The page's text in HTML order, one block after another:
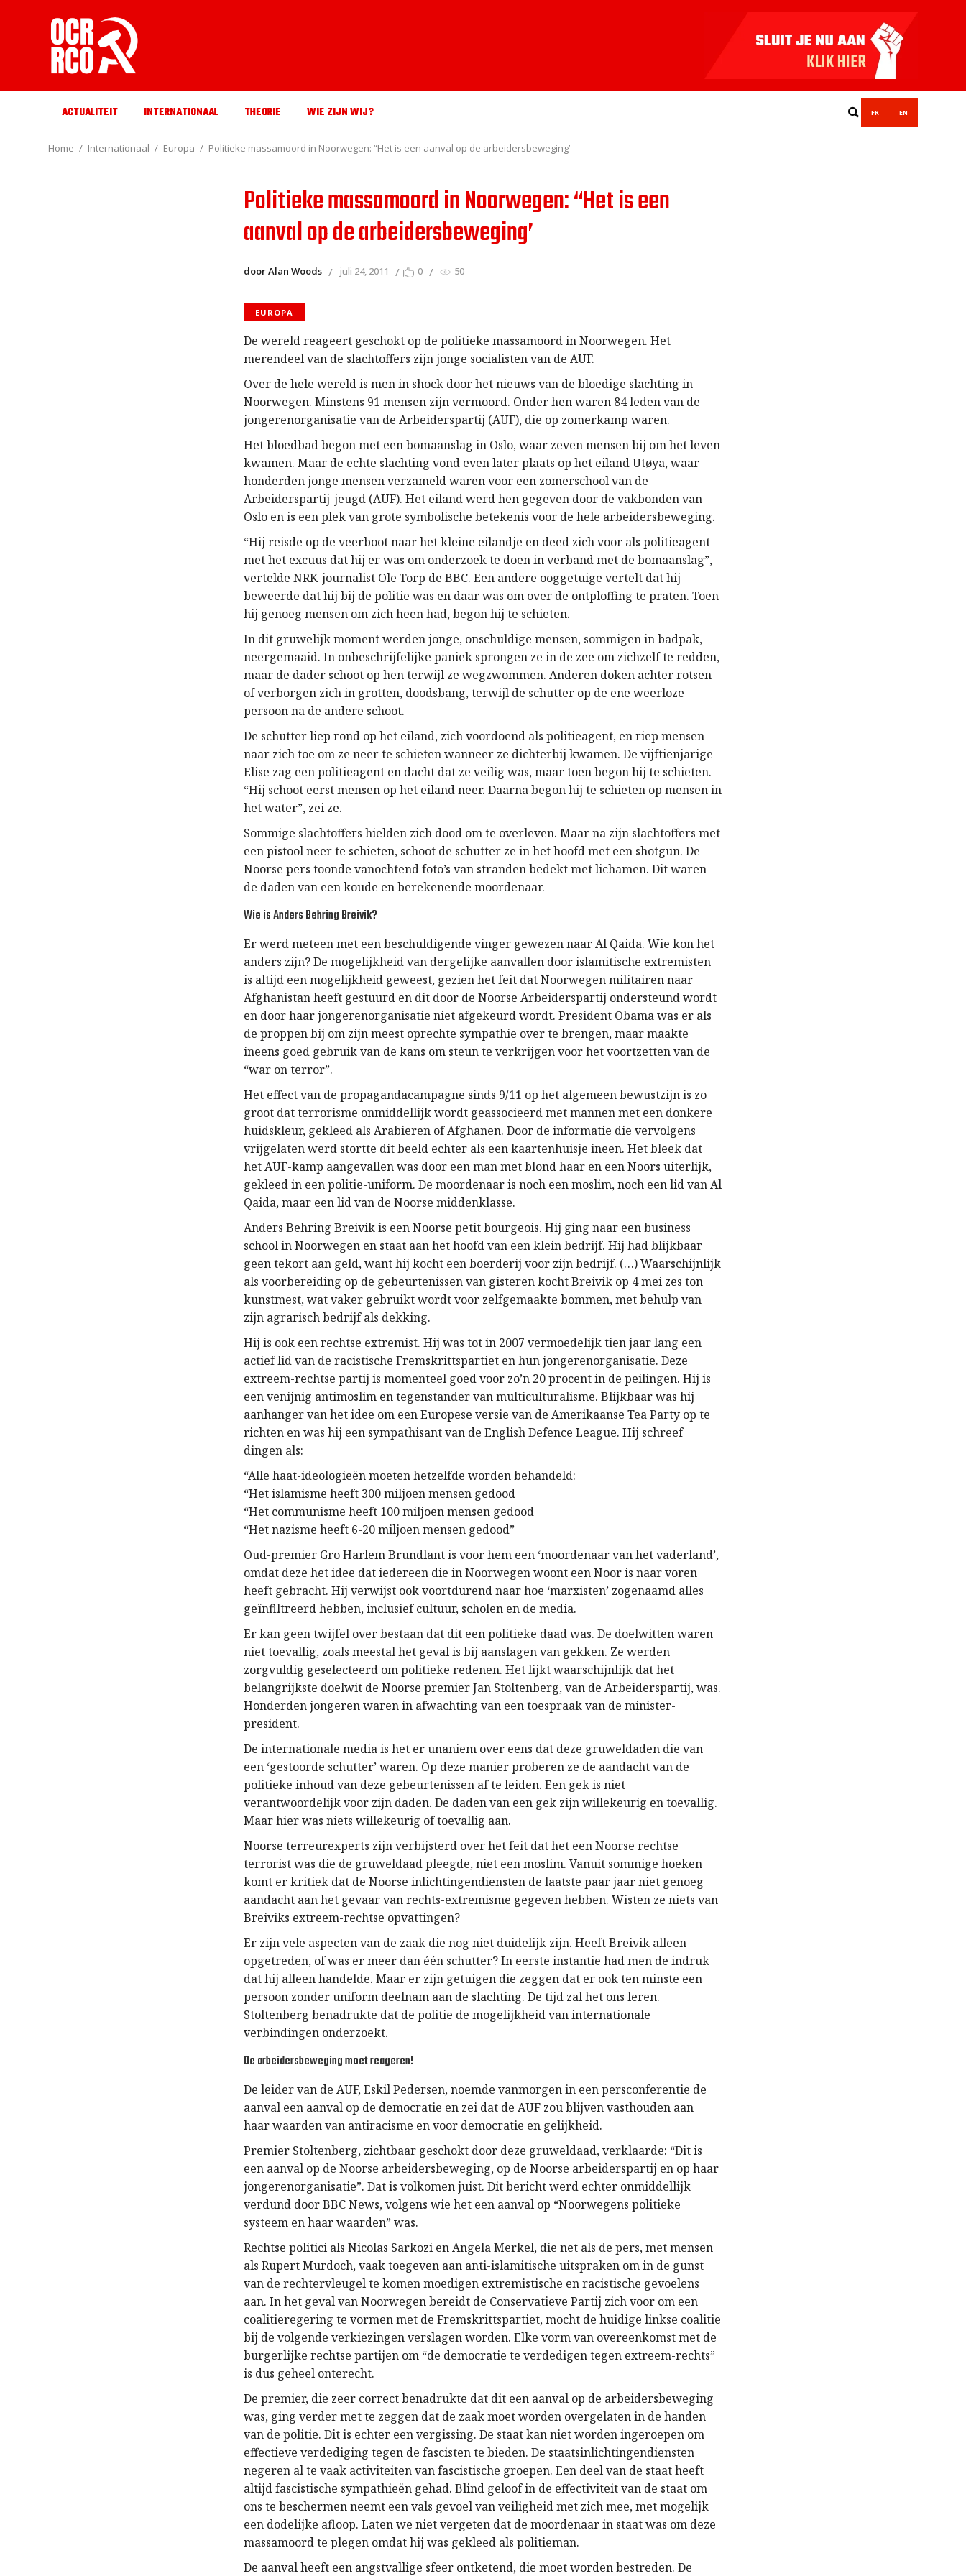
ACTUALITEIT INTERNATIONAAL THEORIE WIE ZIJN WIJ? FR EN
Home Internationaal Europa Politieke massamoord in Noorwegen: “Het is een aanval op de arbeidersbeweging’
Politieke massamoord in Noorwegen: “Het is een
aanval op de arbeidersbeweging’
door Alan Woods juli 24, 2011 0 50
EUROPA
De wereld reageert geschokt op de politieke massamoord in Noorwegen. Het
merendeel van de slachtoffers zijn jonge socialisten van de AUF.
Over de hele wereld is men in shock door het nieuws van de bloedige slachting in
Noorwegen. Minstens 91 mensen zijn vermoord. Onder hen waren 84 leden van de
jongerenorganisatie van de Arbeiderspartij (AUF), die op zomerkamp waren.
Het bloedbad begon met een bomaanslag in Oslo, waar zeven mensen bij om het leven
kwamen. Maar de echte slachting vond even later plaats op het eiland Utøya, waar
honderden jonge mensen verzameld waren voor een zomerschool van de
Arbeiderspartij-jeugd (AUF). Het eiland werd hen gegeven door de vakbonden van
Oslo en is een plek van grote symbolische betekenis voor de hele arbeidersbeweging.
“Hij reisde op de veerboot naar het kleine eilandje en deed zich voor als politieagent
met het excuus dat hij er was om onderzoek te doen in verband met de bomaanslag”,
vertelde NRK-journalist Ole Torp de BBC. Een andere ooggetuige vertelt dat hij
beweerde dat hij bij de politie was en daar was om over de ontploffing te praten. Toen
hij genoeg mensen om zich heen had, begon hij te schieten.
In dit gruwelijk moment werden jonge, onschuldige mensen, sommigen in badpak,
neergemaaid. In onbeschrijfelijke paniek sprongen ze in de zee om zichzelf te redden,
maar de dader schoot op hen terwijl ze wegzwommen. Anderen doken achter rotsen
of verborgen zich in grotten, doodsbang, terwijl de schutter op de ene weerloze
persoon na de andere schoot.
De schutter liep rond op het eiland, zich voordoend als politieagent, en riep mensen
naar zich toe om ze neer te schieten wanneer ze dichterbij kwamen. De vijftienjarige
Elise zag een politieagent en dacht dat ze veilig was, maar toen begon hij te schieten.
“Hij schoot eerst mensen op het eiland neer. Daarna begon hij te schieten op mensen in
het water”, zei ze.
Sommige slachtoffers hielden zich dood om te overleven. Maar na zijn slachtoffers met
een pistool neer te schieten, schoot de schutter ze in het hoofd met een shotgun. De
Noorse pers toonde vanochtend foto’s van stranden bedekt met lichamen. Dit waren
de daden van een koude en berekenende moordenaar.
Wie is Anders Behring Breivik?
Er werd meteen met een beschuldigende vinger gewezen naar Al Qaida. Wie kon het
anders zijn? De mogelijkheid van dergelijke aanvallen door islamitische extremisten
is altijd een mogelijkheid geweest, gezien het feit dat Noorwegen militairen naar
Afghanistan heeft gestuurd en dit door de Noorse Arbeiderspartij ondersteund wordt
en door haar jongerenorganisatie niet afgekeurd wordt. President Obama was er als
de proppen bij om zijn meest oprechte sympathie over te brengen, maar maakte
ineens goed gebruik van de kans om steun te verkrijgen voor het voortzetten van de
“war on terror”.
Het effect van de propagandacampagne sinds 9/11 op het algemeen bewustzijn is zo
groot dat terrorisme onmiddellijk wordt geassocieerd met mannen met een donkere
huidskleur, gekleed als Arabieren of Afghanen. Door de informatie die vervolgens
vrijgelaten werd stortte dit beeld echter als een kaartenhuisje ineen. Het bleek dat
het AUF-kamp aangevallen was door een man met blond haar en een Noors uiterlijk,
gekleed in een politie-uniform. De moordenaar is noch een moslim, noch een lid van Al
Qaida, maar een lid van de Noorse middenklasse.
Anders Behring Breivik is een Noorse petit bourgeois. Hij ging naar een business
school in Noorwegen en staat aan het hoofd van een klein bedrijf. Hij had blijkbaar
geen tekort aan geld, want hij kocht een boerderij voor zijn bedrijf. (…) Waarschijnlijk
als voorbereiding op de gebeurtenissen van gisteren kocht Breivik op 4 mei zes ton
kunstmest, wat vaker gebruikt wordt voor zelfgemaakte bommen, met behulp van
zijn agrarisch bedrijf als dekking.
Hij is ook een rechtse extremist. Hij was tot in 2007 vermoedelijk tien jaar lang een
actief lid van de racistische Fremskrittspartiet en hun jongerenorganisatie. Deze
extreem-rechtse partij is momenteel goed voor zo’n 20 procent in de peilingen. Hij is
een venijnig antimoslim en tegenstander van multiculturalisme. Blijkbaar was hij
aanhanger van het idee om een Europese versie van de Amerikaanse Tea Party op te
richten en was hij een sympathisant van de English Defence League. Hij schreef
dingen als:
“Alle haat-ideologieën moeten hetzelfde worden behandeld:
“Het islamisme heeft 300 miljoen mensen gedood
“Het communisme heeft 100 miljoen mensen gedood
“Het nazisme heeft 6-20 miljoen mensen gedood”
Oud-premier Gro Harlem Brundlant is voor hem een ‘moordenaar van het vaderland’,
omdat deze het idee dat iedereen die in Noorwegen woont een Noor is naar voren
heeft gebracht. Hij verwijst ook voortdurend naar hoe ‘marxisten’ zogenaamd alles
geïnfiltreerd hebben, inclusief cultuur, scholen en de media.
Er kan geen twijfel over bestaan dat dit een politieke daad was. De doelwitten waren
niet toevallig, zoals meestal het geval is bij aanslagen van gekken. Ze werden
zorgvuldig geselecteerd om politieke redenen. Het lijkt waarschijnlijk dat het
belangrijkste doelwit de Noorse premier Jan Stoltenberg, van de Arbeiderspartij, was.
Honderden jongeren waren in afwachting van een toespraak van de minister-
president.
De internationale media is het er unaniem over eens dat deze gruweldaden die van
een ‘gestoorde schutter’ waren. Op deze manier proberen ze de aandacht van de
politieke inhoud van deze gebeurtenissen af te leiden. Een gek is niet
verantwoordelijk voor zijn daden. De daden van een gek zijn willekeurig en toevallig.
Maar hier was niets willekeurig of toevallig aan.
Noorse terreurexperts zijn verbijsterd over het feit dat het een Noorse rechtse
terrorist was die de gruweldaad pleegde, niet een moslim. Vanuit sommige hoeken
komt er kritiek dat de Noorse inlichtingendiensten de laatste paar jaar niet genoeg
aandacht aan het gevaar van rechts-extremisme gegeven hebben. Wisten ze niets van
Breiviks extreem-rechtse opvattingen?
Er zijn vele aspecten van de zaak die nog niet duidelijk zijn. Heeft Breivik alleen
opgetreden, of was er meer dan één schutter? In eerste instantie had men de indruk
dat hij alleen handelde. Maar er zijn getuigen die zeggen dat er ook ten minste een
persoon zonder uniform deelnam aan de slachting. De tijd zal het ons leren.
Stoltenberg benadrukte dat de politie de mogelijkheid van internationale
verbindingen onderzoekt.
De arbeidersbeweging moet reageren!
De leider van de AUF, Eskil Pedersen, noemde vanmorgen in een persconferentie de
aanval een aanval op de democratie en zei dat de AUF zou blijven vasthouden aan
haar waarden van antiracisme en voor democratie en gelijkheid.
Premier Stoltenberg, zichtbaar geschokt door deze gruweldaad, verklaarde: “Dit is
een aanval op de Noorse arbeidersbeweging, op de Noorse arbeiderspartij en op haar
jongerenorganisatie”. Dat is volkomen juist. Dit bericht werd echter onmiddellijk
verdund door BBC News, volgens wie het een aanval op “Noorwegens politieke
systeem en haar waarden” was.
Rechtse politici als Nicolas Sarkozi en Angela Merkel, die net als de pers, met mensen
als Rupert Murdoch, vaak toegeven aan anti-islamitische uitspraken om in de gunst
van de rechtervleugel te komen moedigen extremistische en racistische gevoelens
aan. In het geval van Noorwegen bereidt de Conservatieve Partij zich voor om een
coalitieregering te vormen met de Fremskrittspartiet, mocht de huidige linkse coalitie
bij de volgende verkiezingen verslagen worden. Elke vorm van overeenkomst met de
burgerlijke rechtse partijen om “de democratie te verdedigen tegen extreem-rechts”
is dus geheel onterecht.
De premier, die zeer correct benadrukte dat dit een aanval op de arbeidersbeweging
was, ging verder met te zeggen dat de zaak moet worden overgelaten in de handen
van de politie. Dit is echter een vergissing. De staat kan niet worden ingeroepen om
effectieve verdediging tegen de fascisten te bieden. De staatsinlichtingendiensten
negeren al te vaak activiteiten van fascistische groepen. Een deel van de staat heeft
altijd fascistische sympathieën gehad. Blind geloof in de effectiviteit van de staat om
ons te beschermen neemt een vals gevoel van veiligheid met zich mee, met mogelijk
een dodelijke afloop. Laten we niet vergeten dat de moordenaar in staat was om deze
massamoord te plegen omdat hij was gekleed als politieman.
De aanval heeft een angstvallige sfeer ontketend, die moet worden bestreden. De